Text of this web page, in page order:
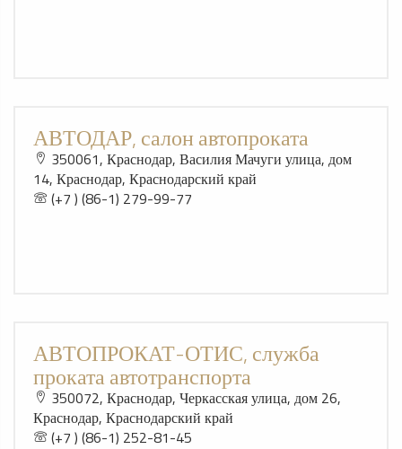
АВТОДАР, салон автопроката
350061, Краснодар, Василия Мачуги улица, дом
14, Краснодар, Краснодарский край
(+7 ) (86-1) 279-99-77
АВТОПРОКАТ-ОТИС, служба
проката автотранспорта
350072, Краснодар, Черкасская улица, дом 26,
Краснодар, Краснодарский край
(+7 ) (86-1) 252-81-45